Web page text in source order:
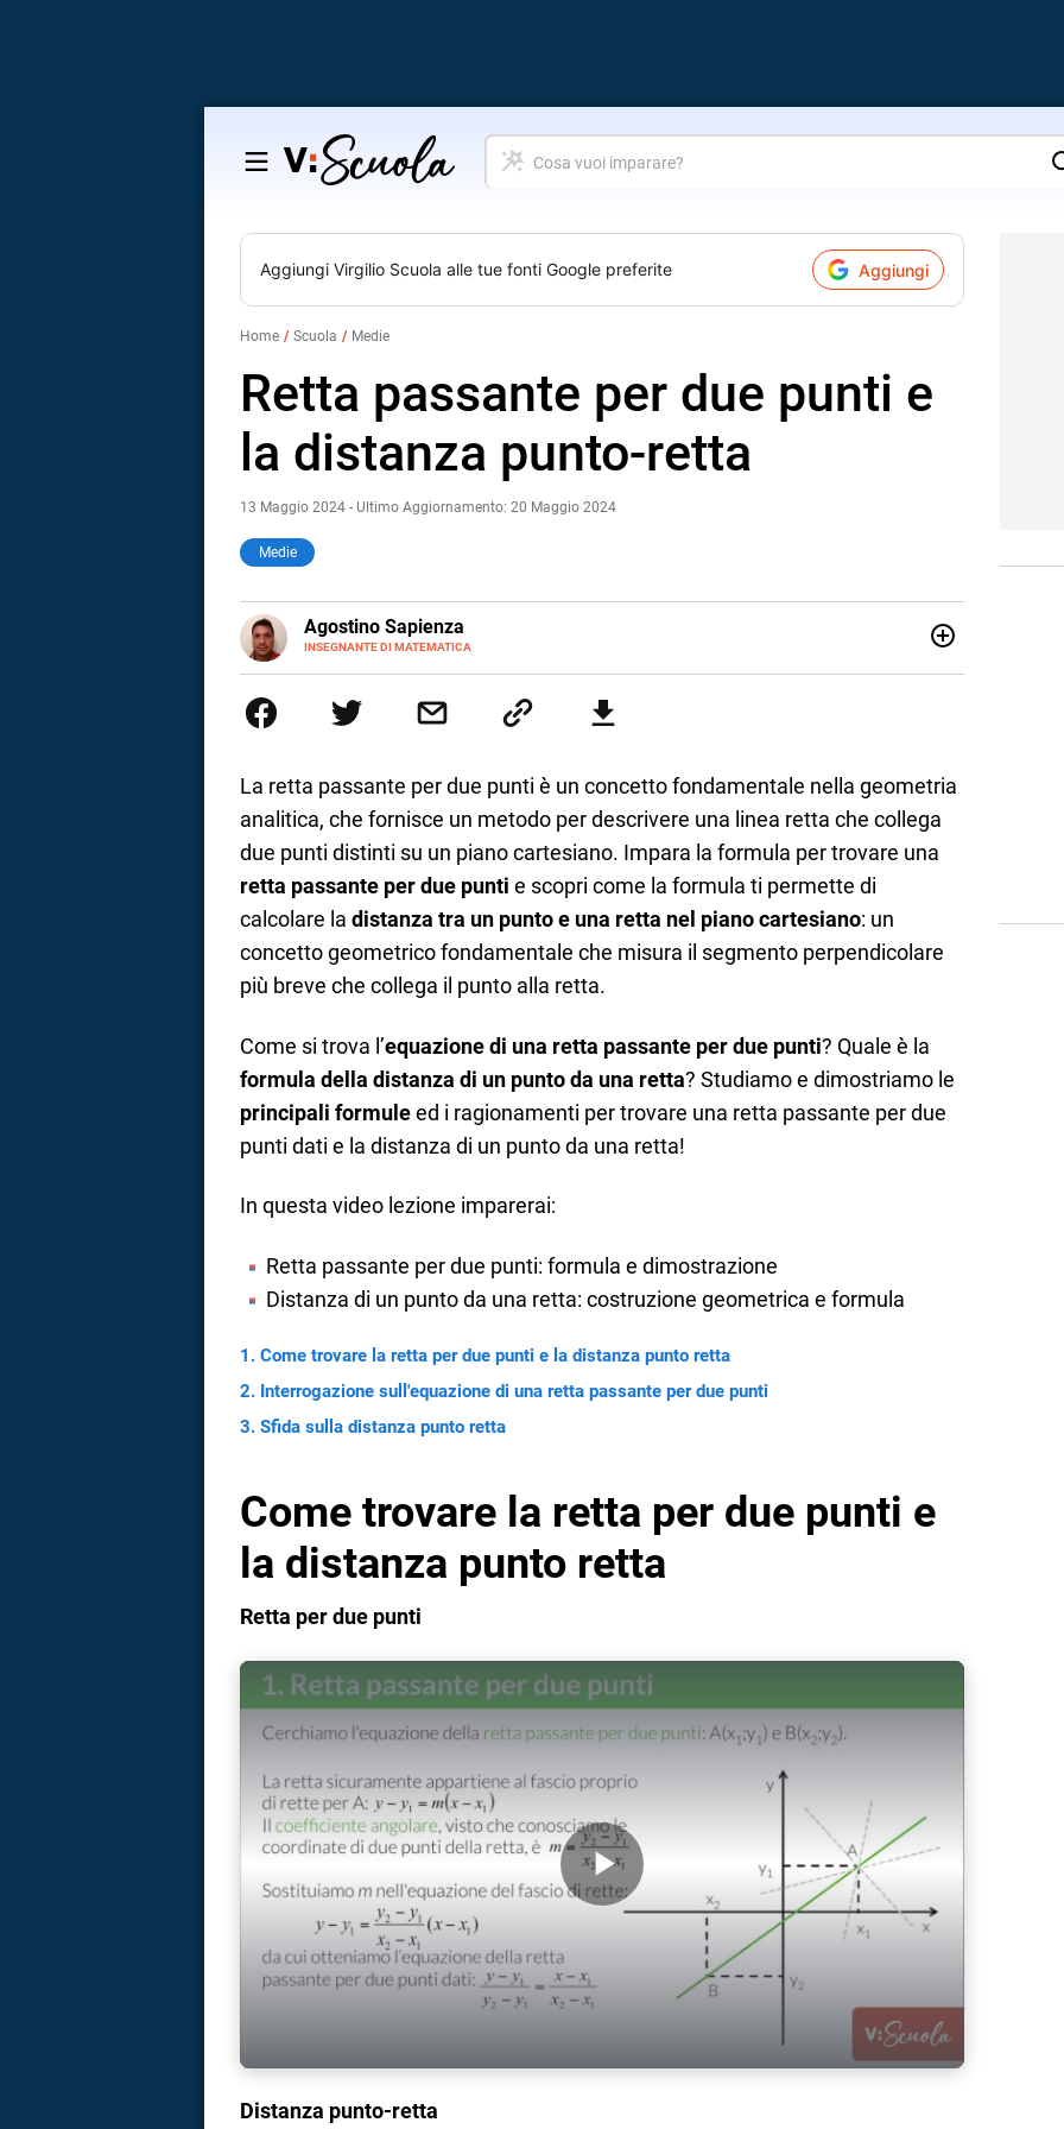
Salta
contenuto
Cosa
vuoi
Aggiungi Virgilio Scuola alle tue fonti Google preferite Aggiungi
Home Scuola Medie
Retta passante per due punti e
la distanza punto-retta
13 Maggio 2024 - Ultimo Aggiornamento: 20 Maggio 2024
Medie
Agostino Sapienza
INSEGNANTE DI MATEMATICA
E-
MAIL
LINKEDIN
Internazionali a Messina e in Economia Internazionale a Padova. Dopo un pò di anni negli
studi commercialisti sono stato chiamato per una supplenza covid nella classe di
di ruolo nel 2023
La retta passante per due punti è un concetto fondamentale nella geometria
analitica, che fornisce un metodo per descrivere una linea retta che collega
due punti distinti su un piano cartesiano. Impara la formula per trovare una
retta passante per due punti e scopri come la formula ti permette di
calcolare la distanza tra un punto e una retta nel piano cartesiano: un
concetto geometrico fondamentale che misura il segmento perpendicolare
più breve che collega il punto alla retta.
Come si trova l’equazione di una retta passante per due punti? Quale è la
formula della distanza di un punto da una retta? Studiamo e dimostriamo le
principali formuleed i ragionamenti per trovare una retta passante per due
punti dati e la distanza di un punto da una retta!
In questa video lezione imparerai:
Retta passante per due punti: formula e dimostrazione
Distanza di un punto da una retta: costruzione geometrica e formula
Come trovare la retta per due punti e la distanza punto retta
Interrogazione sull'equazione di una retta passante per due punti
Sfida sulla distanza punto retta
Come trovare la retta per due punti e
la distanza punto retta
Retta per due punti
Play Video
Distanza punto-retta